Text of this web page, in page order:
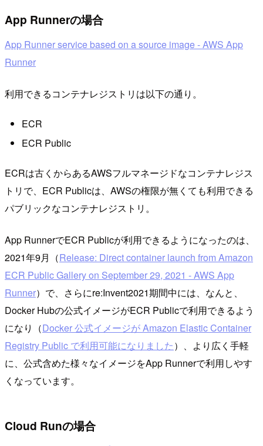
App Runnerの場合
App Runner service based on a source image - AWS App
Runner
利用できるコンテナレジストリは以下の通り。
ECR
ECR Public
ECRは古くからあるAWSフルマネージドなコンテナレジス
トリで、ECR Publicは、AWSの権限が無くても利用できる
パブリックなコンテナレジストリ。
App RunnerでECR Publicが利用できるようになったのは、
2021年9月（Release: Direct container launch from Amazon
ECR Public Gallery on September 29, 2021 - AWS App
Runner）で、さらにre:Invent2021期間中には、なんと、
Docker Hubの公式イメージがECR Publicで利用できるよう
になり（Docker 公式イメージが Amazon Elastic Container
Registry Public で利用可能になりました）、より広く手軽
に、公式含めた様々なイメージをApp Runnerで利用しやす
くなっています。
Cloud Runの場合